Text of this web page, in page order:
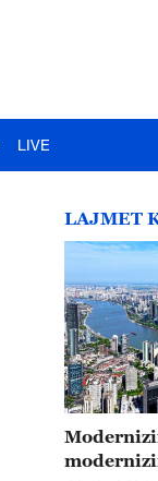
LIVE
LAJMET